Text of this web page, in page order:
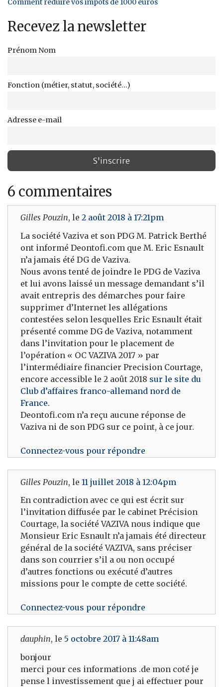
Comment réduire vos impôts de 1000 euros
Recevez la newsletter
Prénom Nom
Fonction (métier, statut, société...)
Adresse e-mail
6 commentaires
Gilles Pouzin, le 2 août 2018 à 17:21pm
La société Vaziva et son PDG M. Patrick Berthé
ont informé Deontofi.com que M. Eric Esnault
n’a jamais été DG de Vaziva.
Nous avons tenté de joindre le PDG de Vaziva
et lui avons laissé un message demandant s’il
avait entrepris des démarches pour faire
supprimer d’Internet les allégations
contestées selon lesquelles Eric Esnault était
présenté comme DG de Vaziva, notamment
dans l’invitation pour le placement de
l’opération « OC VAZIVA 2017 » par
l’intermédiaire financier Precision Courtage,
encore accessible le 2 août 2018 sur le site du
Club d’affaires franco-allemand nord de
France.
Deontofi.com n’a reçu aucune réponse de
Vaziva ni de son PDG sur ce point, à ce jour.
Connectez-vous pour répondre
Gilles Pouzin, le 11 juillet 2018 à 12:04pm
En contradiction avec ce qui est écrit sur
l’invitation diffusée par le cabinet Précision
Courtage, la société VAZIVA nous indique que
Monsieur Eric Esnault n’a jamais été directeur
général de la société VAZIVA, sans préciser
dans son courrier s’il a ou non occupé
d’autres fonctions ou exécuté d’autres
missions pour le compte de cette société.
Connectez-vous pour répondre
dauphin, le 5 octobre 2017 à 11:48am
bonjour
merci pour ces informations .de mon coté je
pense l investissement que j ai effectuer pour